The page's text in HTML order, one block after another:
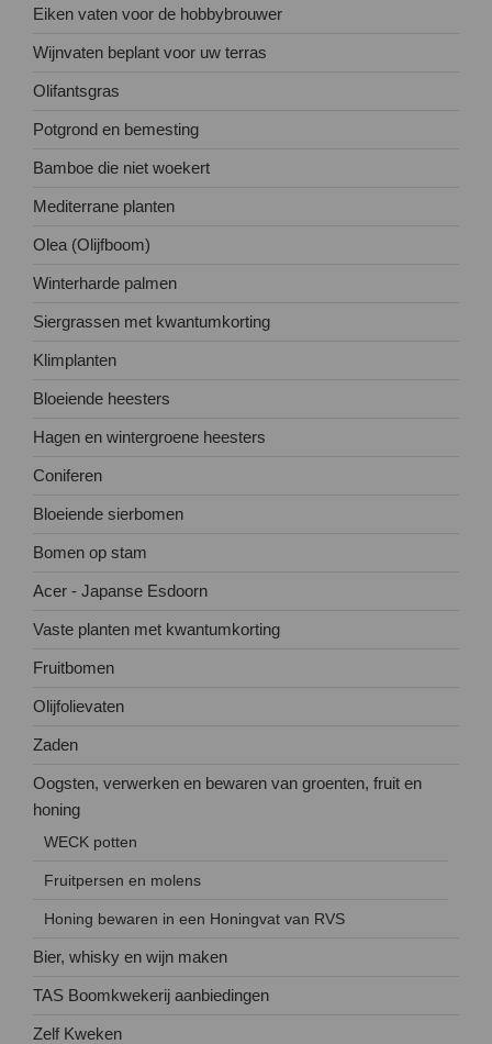
Eiken vaten voor de hobbybrouwer
Wijnvaten beplant voor uw terras
Olifantsgras
Potgrond en bemesting
Bamboe die niet woekert
Mediterrane planten
Olea (Olijfboom)
Winterharde palmen
Siergrassen met kwantumkorting
Klimplanten
Bloeiende heesters
Hagen en wintergroene heesters
Coniferen
Bloeiende sierbomen
Bomen op stam
Acer - Japanse Esdoorn
Vaste planten met kwantumkorting
Fruitbomen
Olijfolievaten
Zaden
Oogsten, verwerken en bewaren van groenten, fruit en
honing
WECK potten
Fruitpersen en molens
Honing bewaren in een Honingvat van RVS
Bier, whisky en wijn maken
TAS Boomkwekerij aanbiedingen
Zelf Kweken